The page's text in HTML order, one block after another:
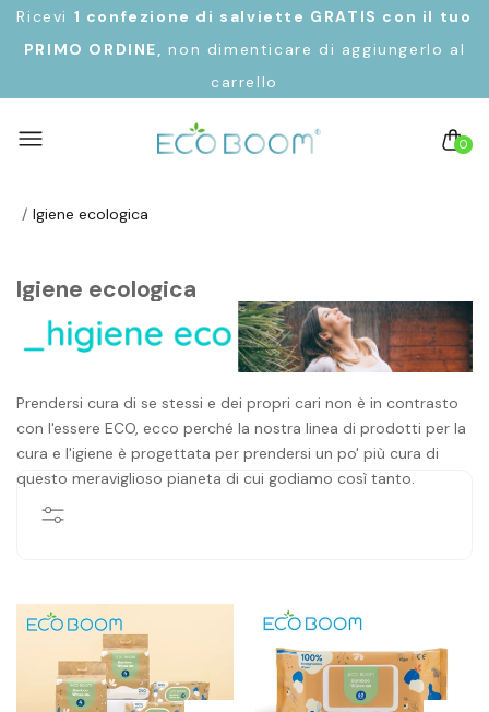
Ricevi 1 confezione di salviette GRATIS con il tuo
PRIMO ORDINE, non dimenticare di aggiungerlo al
carrello
0
Igiene ecologica
Igiene ecologica
Prendersi cura di se stessi e dei propri cari non è in contrasto
con l'essere ECO, ecco perché la nostra linea di prodotti per la
cura e l'igiene è progettata per prendersi un po' più cura di
questo meraviglioso pianeta di cui godiamo così tanto.